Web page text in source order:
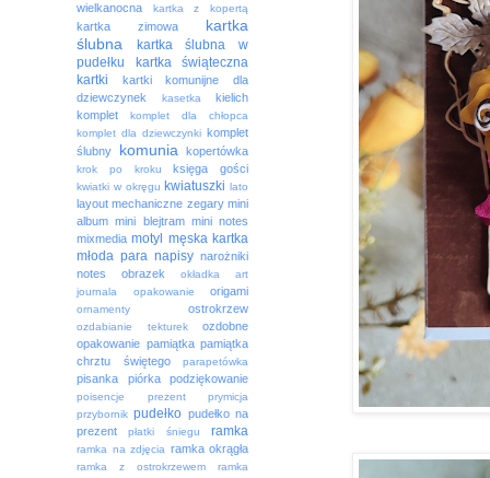
wielkanocna
kartka z kopertą
kartka zimowa
kartka
ślubna
kartka ślubna w
pudełku
kartka świąteczna
kartki
kartki komunijne dla
dziewczynek
kasetka
kielich
komplet
komplet dla chłopca
komplet dla dziewczynki komplet
ślubny
komunia kopertówka
krok po kroku księga gości
kwiatki w okręgu kwiatuszki lato
layout mechaniczne zegary mini
album mini blejtram mini notes
mixmedia motyl męska kartka
młoda para napisy narożniki
notes
obrazek
okładka art
journala
opakowanie origami
ornamenty ostrokrzew
ozdabianie tekturek
ozdobne
opakowanie pamiątka pamiątka
chrztu świętego
parapetówka
pisanka piórka podziękowanie
poisencje prezent
prymicja
przybornik pudełko pudełko na
prezent
płatki śniegu ramka
ramka na zdjęcia ramka okrągła
ramka z ostrokrzewem ramka